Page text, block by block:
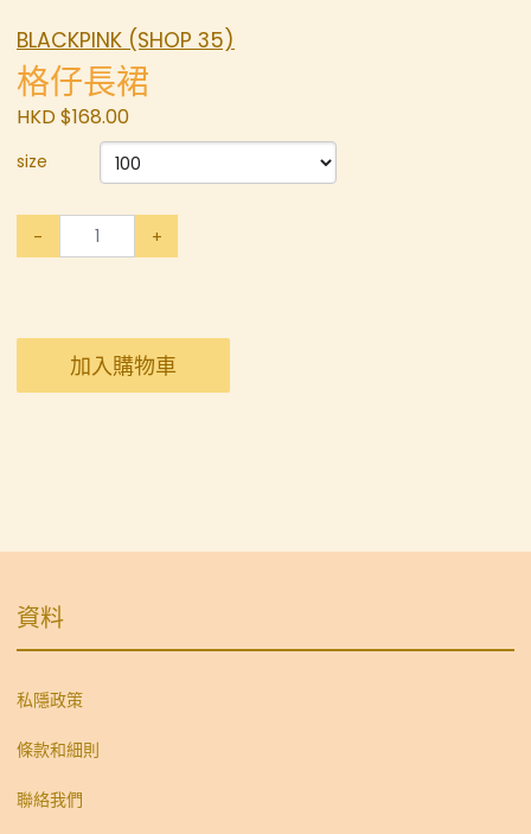
BLACKPINK (SHOP 35)
格仔長裙
HKD $168.00
size
- +
加入購物車
資料
私隱政策
條款和細則
聯絡我們